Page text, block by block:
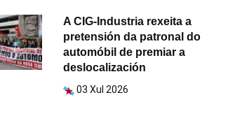
A CIG-Industria rexeita a
pretensión da patronal do
automóbil de premiar a
deslocalización
03 Xul 2026